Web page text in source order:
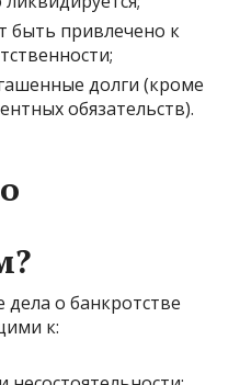
быть привлечено к
долги (кроме
обязательств).
о банкротстве
к: